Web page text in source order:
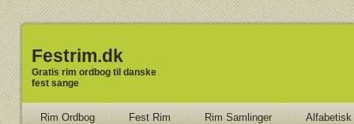
Festrim.dk
Gratis rim ordbog til danske
fest sange
Rim Ordbog Fest Rim Rim Samlinger Alfabetisk